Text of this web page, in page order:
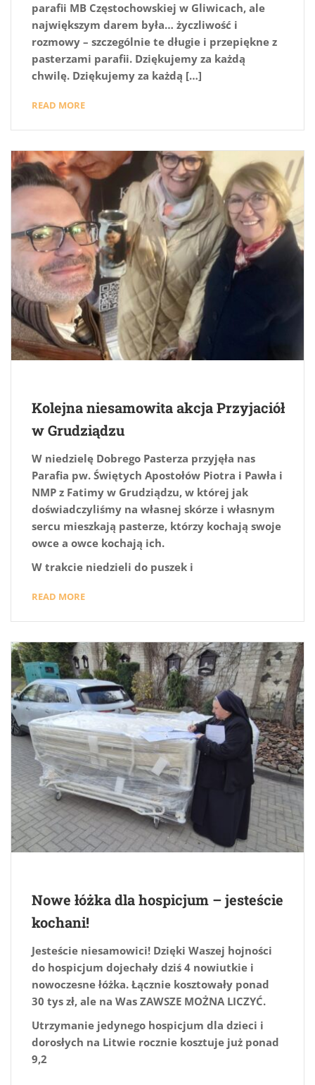
parafii MB Częstochowskiej w Gliwicach, ale
największym darem była… życzliwość i
rozmowy – szczególnie te długie i przepiękne z
pasterzami parafii. Dziękujemy za każdą
chwilę. Dziękujemy za każdą […]
READ MORE
Kolejna niesamowita akcja Przyjaciół
w Grudziądzu
W niedzielę Dobrego Pasterza przyjęła nas
Parafia pw. Świętych Apostołów Piotra i Pawła i
NMP z Fatimy w Grudziądzu, w której jak
doświadczyliśmy na własnej skórze i własnym
sercu mieszkają pasterze, którzy kochają swoje
owce a owce kochają ich.
W trakcie niedzieli do puszek i
READ MORE
Nowe łóżka dla hospicjum – jesteście
kochani!
Jesteście niesamowici! Dzięki Waszej hojności
do hospicjum dojechały dziś 4 nowiutkie i
nowoczesne łóżka. Łącznie kosztowały ponad
30 tys zł, ale na Was ZAWSZE MOŻNA LICZYĆ.
Utrzymanie jedynego hospicjum dla dzieci i
dorosłych na Litwie rocznie kosztuje już ponad
9,2